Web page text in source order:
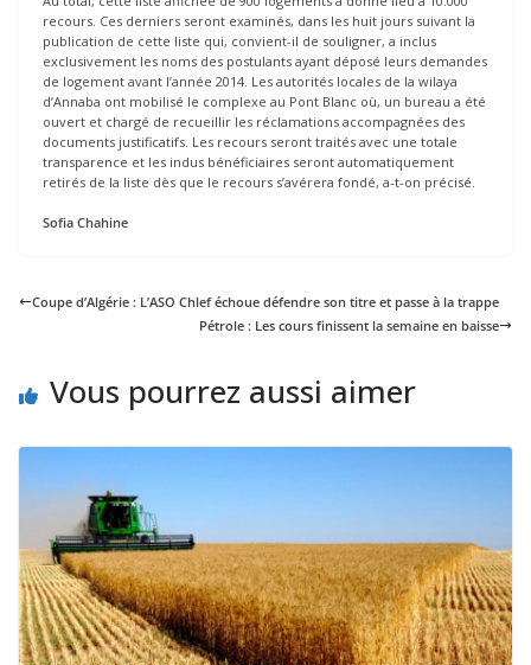
recours. Ces derniers seront examinés, dans les huit jours suivant la
publication de cette liste qui, convient-il de souligner, a inclus
exclusivement les noms des postulants ayant déposé leurs demandes
de logement avant l’année 2014. Les autorités locales de la wilaya
d’Annaba ont mobilisé le complexe au Pont Blanc où, un bureau a été
ouvert et chargé de recueillir les réclamations accompagnées des
documents justificatifs. Les recours seront traités avec une totale
transparence et les indus bénéficiaires seront automatiquement
retirés de la liste dès que le recours s’avérera fondé, a-t-on précisé.
Sofia Chahine
Coupe d’Algérie : L’ASO Chlef échoue défendre son titre et passe à la trappe
Pétrole : Les cours finissent la semaine en baisse
Vous pourrez aussi aimer